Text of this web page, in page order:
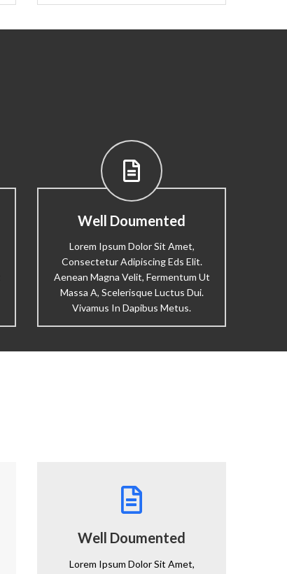
Well Doumented
Lorem Ipsum Dolor Sit Amet,
Consectetur Adipiscing Eds Elit.
Aenean Magna Velit, Fermentum Ut
Massa A, Scelerisque Luctus Dui.
Vivamus In Dapibus Metus.
Well Doumented
Lorem Ipsum Dolor Sit Amet,